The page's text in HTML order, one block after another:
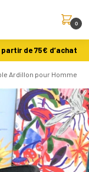
0
de 75€ d’achat
Ardillon pour Homme